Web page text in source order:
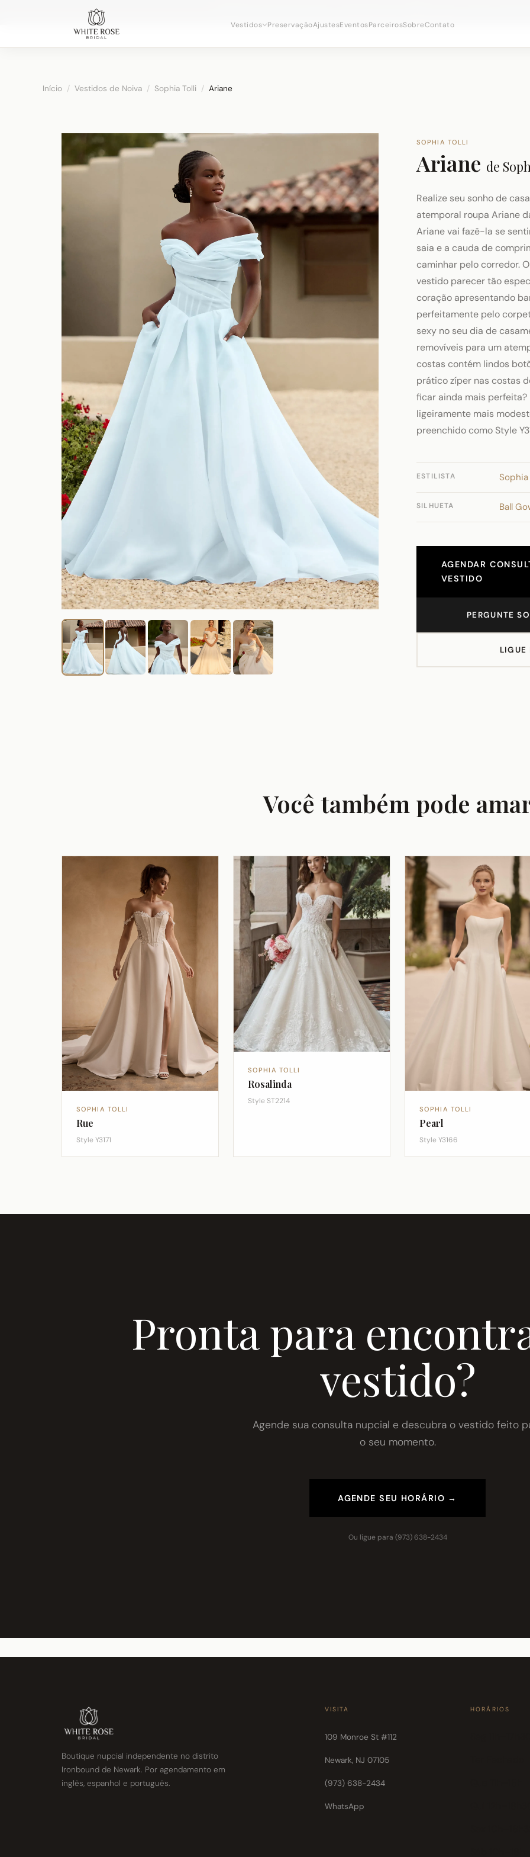
Vestidos PreservaçãoAjustesEventosParceirosSobreContato
Início / Vestidos de Noiva / Sophia Tolli / Ariane
SOPHIA TOLLI
Ariane de
Realize seu sonho de
atemporal roupa Ariane
Ariane vai fazê-la se
saia e a cauda de
caminhar pelo corredor.
vestido parecer tão
coração apresentando
perfeitamente pelo
sexy no seu dia de
removíveis para um
costas contém lindos
prático zíper nas costas
ficar ainda mais perfeita?
ligeiramente mais
preenchido como Style
ESTILISTA Sophia
SILHUETA Ball
AGENDAR
VESTIDO
PERGUNTE
LIGUE
Você também pode
SOPHIA TOLLI
Rue
Style Y3171
SOPHIA TOLLI
Rosalinda
Style ST2214
SOPHIA TOLLI
Pearl
Style Y3166
Pronta para
vestido?
Agende sua consulta nupcial e descubra o vestido feito
o seu momento.
AGENDE SEU HORÁRIO →
Ou ligue para (973) 638-2434
Boutique nupcial independente no distrito
Ironbound de Newark. Por agendamento em
inglês, espanhol e português.
VISITA
109 Monroe St #112
Newark, NJ 07105
(973) 638-2434
WhatsApp
HORÁRIOS